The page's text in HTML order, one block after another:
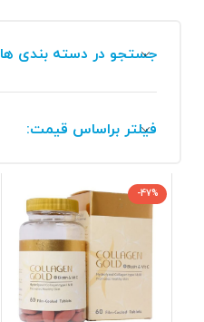
جستجو در دسته بندی ها
فیلتر براساس قیمت:
-47%